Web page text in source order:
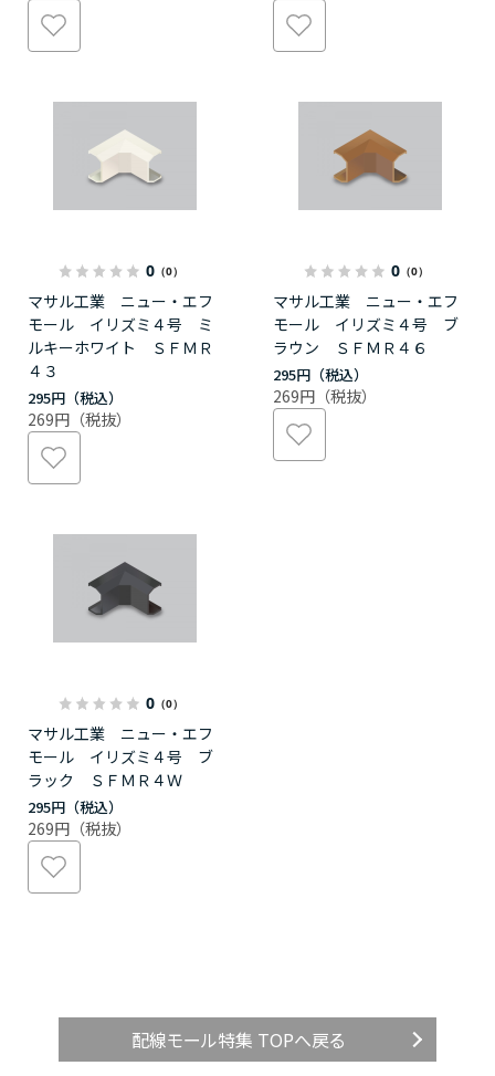
0 （0）
マサル工業 ニュー・エフ
モール イリズミ４号 ミ
ルキーホワイト ＳＦＭＲ
４３
295円
269円
0（0）
マサル工業 ニュー・エフ
モール イリズミ４号 ブ
ラウン ＳＦＭＲ４６
295円
269円
0 （0）
マサル工業 ニュー・エフ
モール イリズミ４号 ブ
ラック ＳＦＭＲ４Ｗ
295円
269円
配線モール特集 TOPへ戻る